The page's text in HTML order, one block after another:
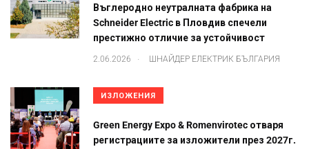
Въглеродно неутралната фабрика на
Schneider Electric в Пловдив спечели
престижно отличие за устойчивост
2.06.2026 . ШНАЙДЕР ЕЛЕКТРИК БЪЛГАРИЯ
ИЗЛОЖЕНИЯ
Green Energy Expo & Romenvirotec отваря
регистрациите за изложители през 2027г.